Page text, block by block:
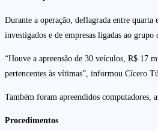
Durante a operação, deflagrada entre
investigados e de empresas ligadas ao grupo
“Houve a apreensão de 30 veículos, R$ 17
pertencentes às vítimas”, informou Cícero
Também foram apreendidos computadores,
Procedimentos